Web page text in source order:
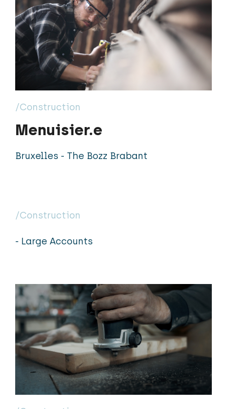
/Construction
Menuisier.e
Bruxelles - The Bozz Brabant
/Construction
- Large Accounts